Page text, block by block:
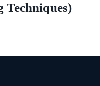
Techniques)